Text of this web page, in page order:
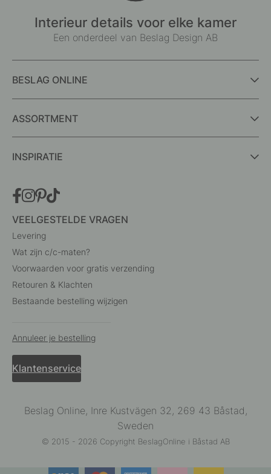
Interieur details voor elke kamer
Een onderdeel van Beslag Design AB
BESLAG ONLINE
ASSORTMENT
INSPIRATIE
VEELGESTELDE VRAGEN
Levering
Wat zijn c/c-maten?
Voorwaarden voor gratis verzending
Retouren & Klachten
Bestaande bestelling wijzigen
Annuleer je bestelling
Klantenservice
Beslag Online, Inre Kustvägen 32, 269 43 Båstad,
Sweden
© 2015 - 2026 Copyright BeslagOnline i Båstad AB